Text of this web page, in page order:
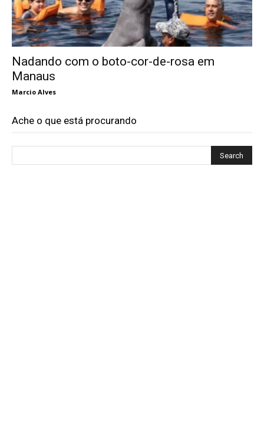
Nadando com o boto-cor-de-rosa em
Manaus
Marcio Alves
Ache o que está procurando